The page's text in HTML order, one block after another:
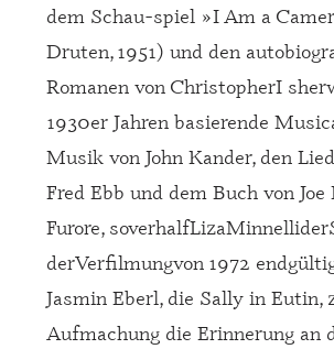
dem Schau-spiel »I Am a
Druten, 1951) und den
Romanen­ von­ Christopher­I
1930er Jahren basierende
Musik von John Kander, den
Fred­ Ebb­ und­ dem­ Buch­ von­
Furore,­
der­Verfilmung­von 1972
Jasmin Eberl, die Sally in
Aufmachung die Erinnerung an